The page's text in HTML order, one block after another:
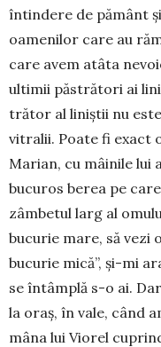
întindere de pă­mânt
oa­me­nilor care au
care avem atâta
ultimii păs­trători ai
trător al liniștii nu
vitralii. Poate fi exact
Marian, cu mâinile lui
bucuros berea pe
zâmbetul larg al
bucurie mare, să vezi
bucurie mică”, și-mi
se întâmplă s-o ai.
la oraș, în vale, când
mâna lui Viorel